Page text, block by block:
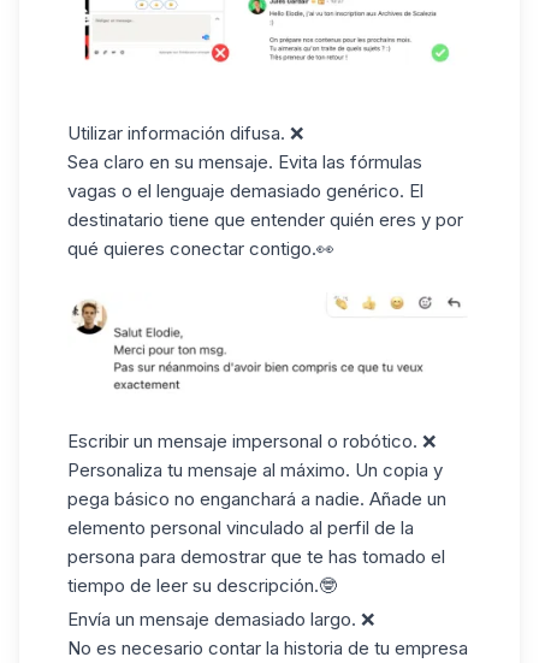
Utilizar información difusa. ❌
Sea claro en su mensaje. Evita las fórmulas
vagas o el lenguaje demasiado genérico. El
destinatario tiene que entender quién eres y por
qué quieres conectar contigo.👀
Escribir un mensaje impersonal o robótico. ❌
Personaliza tu mensaje al máximo. Un copia y
pega básico no enganchará a nadie. Añade un
elemento personal vinculado al perfil de la
persona para demostrar que te has tomado el
tiempo de leer su descripción.🤓
Envía un mensaje demasiado largo. ❌
No es necesario contar la historia de tu empresa